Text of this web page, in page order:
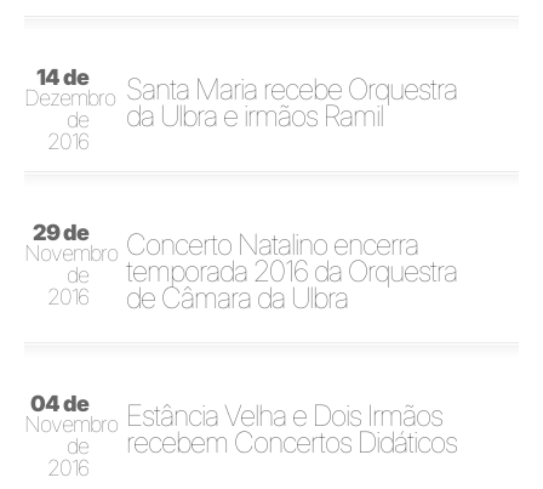
14 de
Dezembro
de
2016
Santa Maria recebe Orquestra
da Ulbra e irmãos Ramil
29 de
Novembro
de
2016
Concerto Natalino encerra
temporada 2016 da Orquestra
de Câmara da Ulbra
04 de
Novembro
de
2016
Estância Velha e Dois Irmãos
recebem Concertos Didáticos